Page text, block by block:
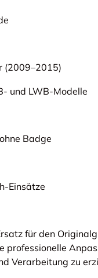
(2009–2015)
und LWB-Modelle
Badge
Einsätze
für den
professionelle
Verarbeitung zu